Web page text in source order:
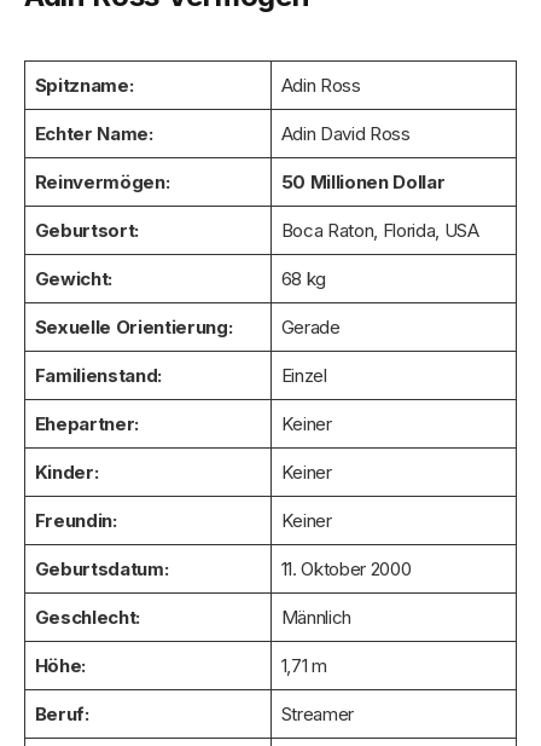
Spitzname: Adin Ross
Echter Name: Adin David Ross
Reinvermögen: 50 Millionen Dollar
Geburtsort: Boca Raton, Florida, USA
Gewicht: 68 kg
Sexuelle Orientierung: Gerade
Familienstand: Einzel
Ehepartner: Keiner
Kinder: Keiner
Freundin: Keiner
Geburtsdatum: 11. Oktober 2000
Geschlecht: Männlich
Höhe: 1,71 m
Beruf: Streamer